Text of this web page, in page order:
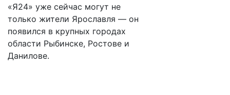
«Я24» уже сейчас могут не
только жители Ярославля — он
появился в крупных городах
области Рыбинске, Ростове и
Данилове.